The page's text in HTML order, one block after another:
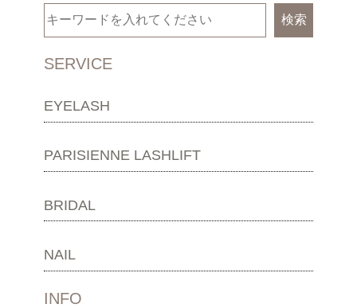
検索
SERVICE
EYELASH
PARISIENNE LASHLIFT
BRIDAL
NAIL
INFO